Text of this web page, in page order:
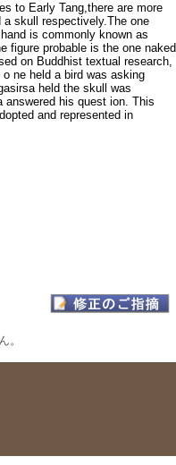
to Early Tang,there are more
skull respectively.The one
is commonly known as
figure probable is the one naked
on Buddhist textual research,
ne held a bird was asking
held the skull was
answered his quest ion. This
and represented in
。